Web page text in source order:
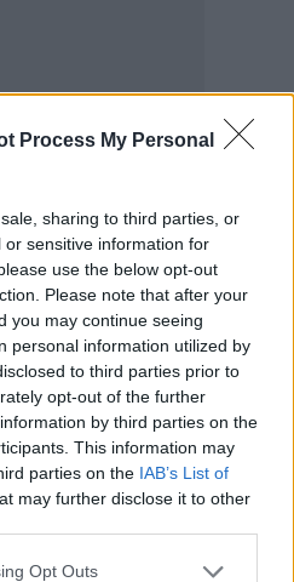
Process My Personal
sharing to third parties, or
sensitive information for
use the below opt-out
Please note that after your
you may continue seeing
personal information utilized by
to third parties prior to
opt-out of the further
by third parties on the
This information may
parties on the IAB’s List of
may further disclose it to other
Opt Outs
, ο οίκος αναμένει ότι
ΑΕΠ θα είναι 2,3% το
2% το 2023, πολύ
Ευρωζώνης (1,1%),
επιτύχει κάποια
«Η οικονομική ανάπτυξη θα
στους πραγματικούς